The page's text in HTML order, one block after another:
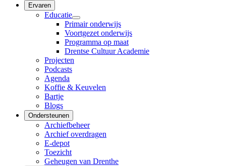
Ervaren
Educatie
Primair onderwijs
Voortgezet onderwijs
Programma op maat
Drentse Cultuur Academie
Projecten
Podcasts
Agenda
Koffie & Keuvelen
Bartje
Blogs
Ondersteunen
Archiefbeheer
Archief overdragen
E-depot
Toezicht
Geheugen van Drenthe